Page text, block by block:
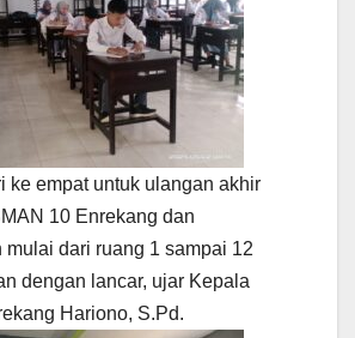
ke empat untuk ulangan akhir
10 Enrekang dan
dari ruang 1 sampai 12
dengan lancar, ujar Kepala
Hariono, S.Pd.